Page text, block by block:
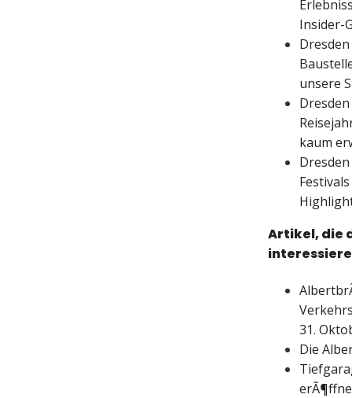
Insider-
unsere
kaum
Artikel, die
31.
Die